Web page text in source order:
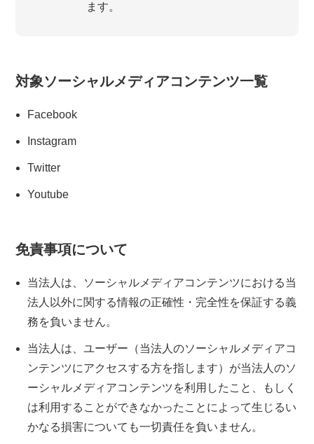
ます。
対象ソーシャルメディアコンテンツ一覧
Facebook
Instagram
Twitter
Youtube
免責事項について
当法人は、ソーシャルメディアコンテンツにおける当
法人以外に関する情報の正確性・完全性を保証する義
務を負いません。
当法人は、ユーザー（当法人のソーシャルメディアコ
ンテンツにアクセスする方を指します）が当法人のソ
ーシャルメディアコンテンツを利用したこと、もしく
は利用することができなかったことによって生じるい
かなる損害についても一切責任を負いません。